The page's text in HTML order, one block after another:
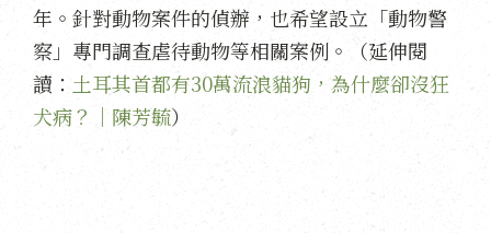
年。針對動物案件的偵辦，也希望設立「動物警
察」專門調查虐待動物等相關案例。（延伸閱
讀： 土耳其首都有30萬流浪貓狗，為什麼卻沒狂
犬病？｜陳芳毓）